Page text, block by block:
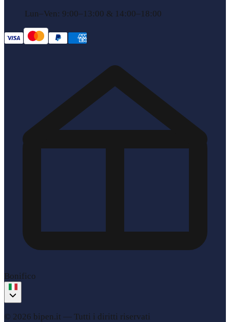
Lun–Ven: 9:00–13:00 & 14:00–18:00
Bonifico
© 2026 bipen.it — Tutti i diritti riservati